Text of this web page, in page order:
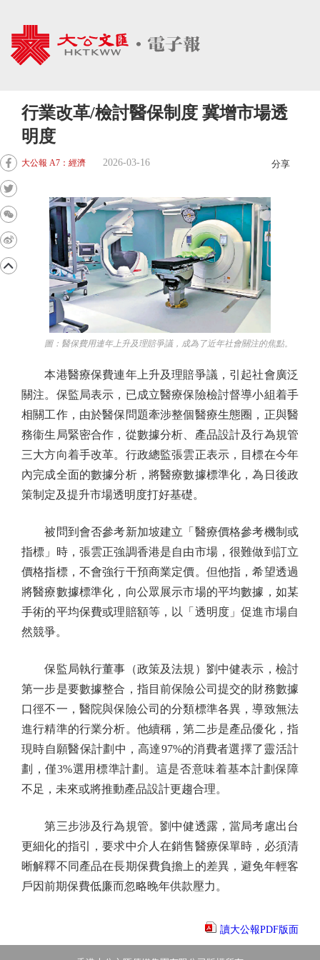
行業改革/檢討醫保制度 冀增市場透
明度
大公報 A7：經濟 2026-03-16 分享
圖：醫保費用連年上升及理賠爭議，成為了近年社會關注的焦點。
本港醫療保費連年上升及理賠爭議，引起社會廣泛
關注。保監局表示，已成立醫療保險檢討督導小組着手
相關工作，由於醫保問題牽涉整個醫療生態圈，正與醫
務衞生局緊密合作，從數據分析、產品設計及行為規管
三大方向着手改革。行政總監張雲正表示，目標在今年
內完成全面的數據分析，將醫療數據標準化，為日後政
策制定及提升市場透明度打好基礎。
被問到會否參考新加坡建立「醫療價格參考機制或
指標」時，張雲正強調香港是自由市場，很難做到訂立
價格指標，不會強行干預商業定價。但他指，希望透過
將醫療數據標準化，向公眾展示市場的平均數據，如某
手術的平均保費或理賠額等，以「透明度」促進市場自
然競爭。
保監局執行董事（政策及法規）劉中健表示，檢討
第一步是要數據整合，指目前保險公司提交的財務數據
口徑不一，醫院與保險公司的分類標準各異，導致無法
進行精準的行業分析。他續稱，第二步是產品優化，指
現時自願醫保計劃中，高達97%的消費者選擇了靈活計
劃，僅3%選用標準計劃。這是否意味着基本計劃保障
不足，未來或將推動產品設計更趨合理。
第三步涉及行為規管。劉中健透露，當局考慮出台
更細化的指引，要求中介人在銷售醫療保單時，必須清
晰解釋不同產品在長期保費負擔上的差異，避免年輕客
戶因前期保費低廉而忽略晚年供款壓力。
讀大公報PDF版面